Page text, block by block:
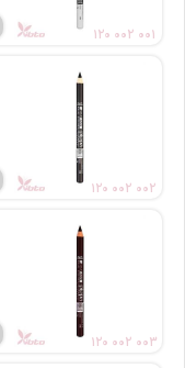
۱۲۰ ۰۰۲ ۰۰۱
۱۲۰ ۰۰۲ ۰۰۲
۱۲۰ ۰۰۲ ۰۰۳